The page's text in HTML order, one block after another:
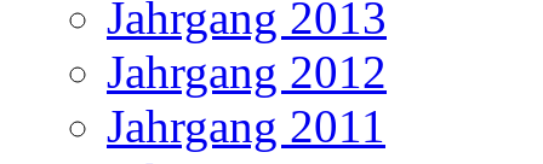
Jahrgang 2013
Jahrgang 2012
Jahrgang 2011